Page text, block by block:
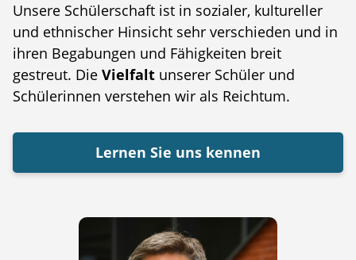
Unsere Schülerschaft ist in sozialer, kultureller
und ethnischer Hinsicht sehr verschieden und in
ihren Begabungen und Fähigkeiten breit
gestreut. Die Vielfalt unserer Schüler und
Schülerinnen verstehen wir als Reichtum.
Lernen Sie uns kennen